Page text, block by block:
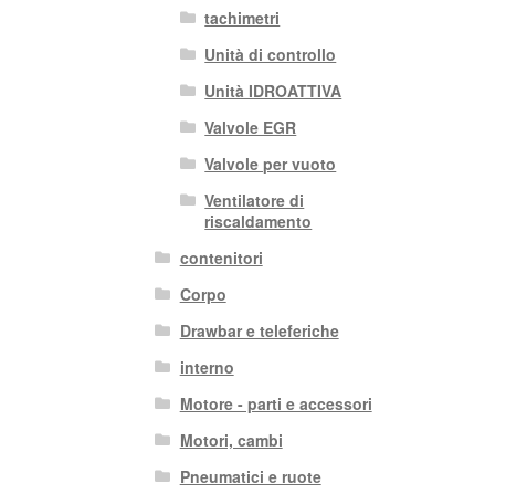
tachimetri
Unità di controllo
Unità IDROATTIVA
Valvole EGR
Valvole per vuoto
Ventilatore di
riscaldamento
contenitori
Corpo
Drawbar e teleferiche
interno
Motore - parti e accessori
Motori, cambi
Pneumatici e ruote